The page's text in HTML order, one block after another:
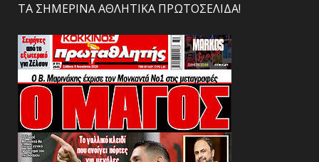
ΤΑ ΣΗΜΕΡΙΝΑ ΑΘΛΗΤΙΚΑ ΠΡΩΤΟΣΕΛΙΔΑ!